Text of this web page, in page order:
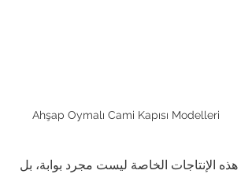
Ahşap Oymalı Cami Kapısı Modelleri
هذه الإنتاجات الخاصة ليست مجرد بوابة، بل